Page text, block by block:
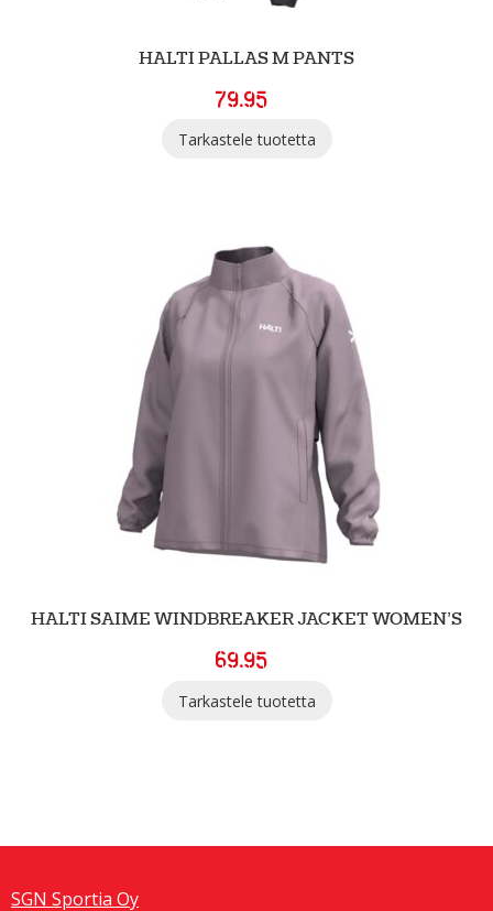
HALTI PALLAS M PANTS
79.95
Tarkastele tuotetta
HALTI SAIME WINDBREAKER JACKET WOMEN’S
69.95
Tarkastele tuotetta
SGN Sportia Oy